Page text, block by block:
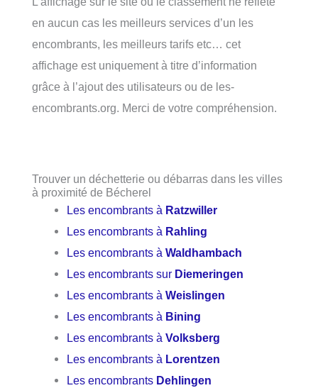
en aucun cas les meilleurs services d’un les
encombrants, les meilleurs tarifs etc… cet
affichage est uniquement à titre d’information
grâce à l’ajout des utilisateurs ou de les-
encombrants.org. Merci de votre compréhension.
Trouver un déchetterie ou débarras dans les villes
à proximité de Bécherel
Les encombrants à Ratzwiller
Les encombrants à Rahling
Les encombrants àWaldhambach
Les encombrants sur Diemeringen
Les encombrants àWeislingen
Les encombrants à Bining
Les encombrants àVolksberg
Les encombrants à Lorentzen
Les encombrants Dehlingen